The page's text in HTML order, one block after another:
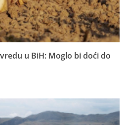
u BiH: Moglo bi doći do